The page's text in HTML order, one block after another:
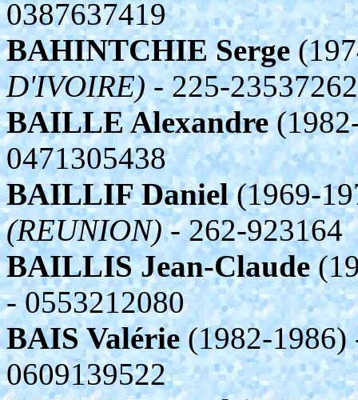
0387637419
BAHINTCHIE Serge
D'IVOIRE)- 225-
BAILLE Alexandre
0471305438
BAILLIF Daniel(1969-
(REUNION)- 262-923164
BAILLIS Jean-Claude
- 0553212080
BAIS Valérie (1982-
0609139522